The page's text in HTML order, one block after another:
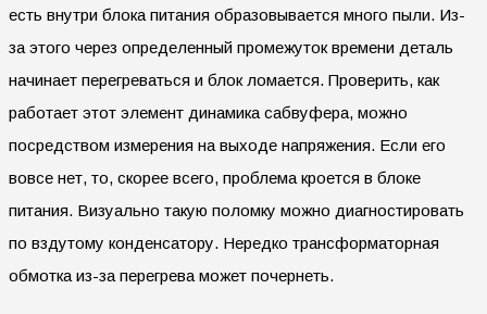
есть внутри блока питания образовывается много пыли. Из-
за этого через определенный промежуток времени деталь
начинает перегреваться и блок ломается. Проверить, как
работает этот элемент динамика сабвуфера, можно
посредством измерения на выходе напряжения. Если его
вовсе нет, то, скорее всего, проблема кроется в блоке
питания. Визуально такую поломку можно диагностировать
по вздутому конденсатору. Нередко трансформаторная
обмотка из-за перегрева может почернеть.